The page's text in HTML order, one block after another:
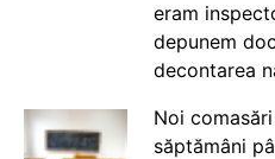
eram
depunem
decontarea
Noi
săptămâni